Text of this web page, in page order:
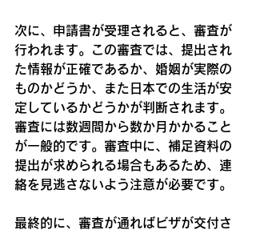
次に、申請書が受理されると、審査が
行われます。この審査では、提出され
た情報が正確であるか、婚姻が実際の
ものかどうか、また日本での生活が安
定しているかどうかが判断されます。
審査には数週間から数か月かかること
が一般的です。審査中に、補足資料の
提出が求められる場合もあるため、連
絡を見逃さないよう注意が必要です。
最終的に、審査が通ればビザが交付さ